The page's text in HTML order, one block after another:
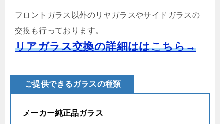
フロントガラス以外のリヤガラスやサイドガラスの
交換も行っております。
リアガラス交換の詳細ははこちら→
ご提供できるガラスの種類
メーカー純正品ガラス